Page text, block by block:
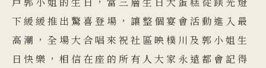
下緩緩推出驚喜登場，讓整個宴會活動進入最
高潮，全場大合唱來祝社區映樸川及郭小姐生
日快樂，相信在座的所有人大家永遠都會記得